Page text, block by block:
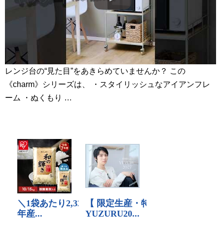
レンジ台の“見た目”をあきらめていませんか？ この
《charm》シリーズは、 ・スタイリッシュなアイアンフレ
ーム ・ぬくもり …